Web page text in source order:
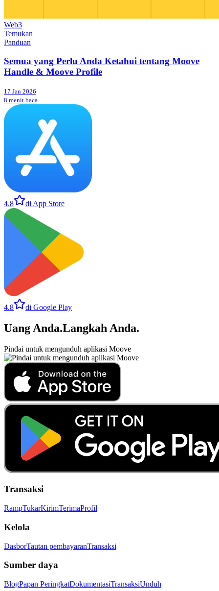
Web3
Temukan
Panduan
Semua yang Perlu Anda Ketahui tentang Moove
Handle & Moove Profile
17 Jan 2026
8 menit baca
4.8 di App Store
4.8 di Google Play
Uang Anda.Langkah Anda.
Pindai untuk mengunduh aplikasi Moove
Transaksi
RampTukarKirimTerimaProfil
Kelola
DasborTautan pembayaranTransaksi
Sumber daya
BlogPapan PeringkatDokumentasiTransaksiUnduh